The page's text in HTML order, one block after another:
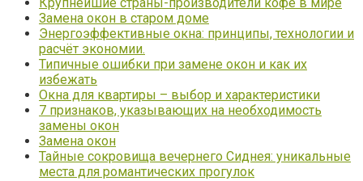
Крупнейшие страны-производители кофе в мире
Замена окон в старом доме
Энергоэффективные окна: принципы, технологии и
расчёт экономии.
Типичные ошибки при замене окон и как их
избежать
Окна для квартиры – выбор и характеристики
7 признаков, указывающих на необходимость
замены окон
Замена окон
Тайные сокровища вечернего Сиднея: уникальные
места для романтических прогулок